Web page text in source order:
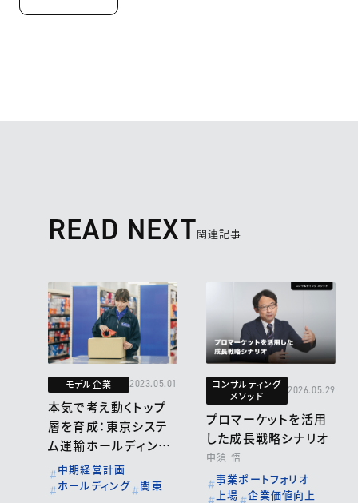
READ NEXT関連記事
モデル企業 2023.05.01
本気で考え動くトップ
層を育成：東京システ
ム運輸ホールディング
ス中期経営計画
ホールディング
関東
コンサルティング
メソッド
2026.05.29
プロマーケットを活用
した成長戦略シナリオ
中須 悟
事業ポートフォリオ
上場
企業価値向上